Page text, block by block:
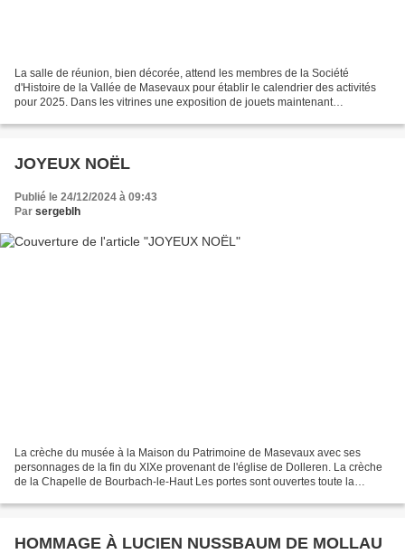
La salle de réunion, bien décorée, attend les membres de la Société
d'Histoire de la Vallée de Masevaux pour établir le calendrier des activités
pour 2025. Dans les vitrines une exposition de jouets maintenant
JOYEUX NOËL
Publié le 24/12/2024 à 09:43
Par sergeblh
La crèche du musée à la Maison du Patrimoine de Masevaux avec ses
personnages de la fin du XIXe provenant de l'église de Dolleren. La crèche
de la Chapelle de Bourbach-le-Haut Les portes sont ouvertes toute la
HOMMAGE À LUCIEN NUSSBAUM DE MOLLAU